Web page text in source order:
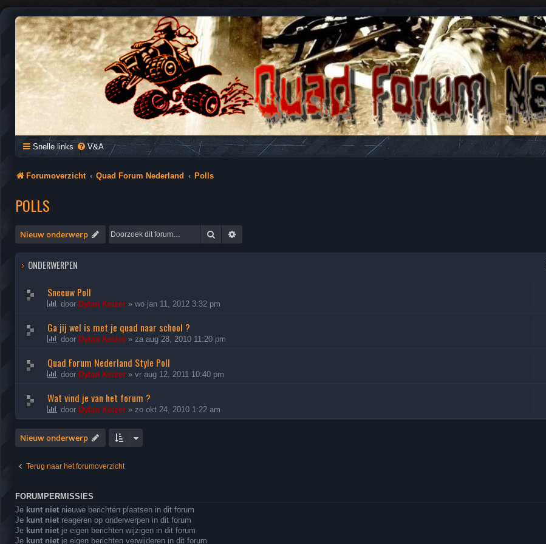
QUAD FORUM NEDERLAND
Het Quad Forum van Nederland en Vlaanderen, voor al je vragen en antwoorden over Quads en ATV's.
Snelle links V&A
Forumoverzicht Quad Forum Nederland Polls
POLLS
Nieuw onderwerp Zoek
ONDERWERPEN
Sneeuw Poll
door Dylan Keizer » wo jan 11, 2012 3:32 pm
Ga jij wel is met je quad naar school ?
door Dylan Keizer » za aug 28, 2010 11:20 pm
Quad Forum Nederland Style Poll
door Dylan Keizer » vr aug 12, 2011 10:40 pm
Wat vind je van het forum ?
door Dylan Keizer » zo okt 24, 2010 1:22 am
Nieuw onderwerp
Terug naar het forumoverzicht
FORUMPERMISSIES
Je kunt niet nieuwe berichten plaatsen in dit forum
Je kunt niet reageren op onderwerpen in dit forum
Je kunt niet je eigen berichten wijzigen in dit forum
Je kunt niet je eigen berichten verwijderen in dit forum